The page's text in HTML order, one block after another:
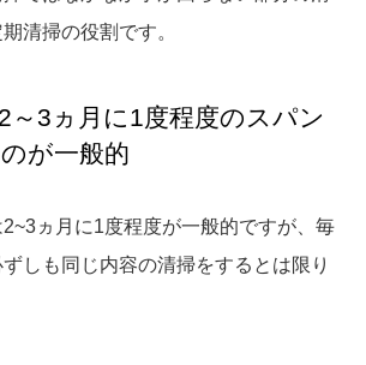
清掃の役割です。
～3ヵ月に1度程度のスパン
が一般的
ヵ月に1度程度が一般的ですが、毎
しも同じ内容の清掃をするとは限り